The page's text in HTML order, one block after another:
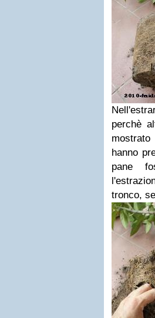
perchè
hanno
pane
tronco,